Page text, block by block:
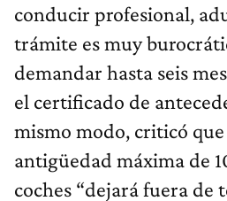
conducir profesional,
trámite es muy
demandar hasta seis
el certificado de
mismo modo, criticó
antigüedad máxima de
coches “dejará fuera de